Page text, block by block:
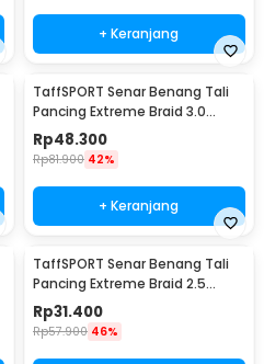
+ Keranjang
TaffSPORT Senar Benang Tali
Pancing Extreme Braid 3.0
500M - FM-PEL
Rp48.300
Rp81.900 42%
+ Keranjang
TaffSPORT Senar Benang Tali
Pancing Extreme Braid 2.5
300M - FM-PEL
Rp31.400
Rp57.900 46%